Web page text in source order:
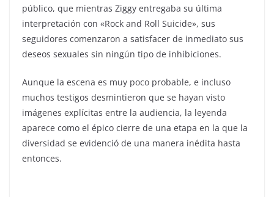
público, que mientras Ziggy entregaba su última
interpretación con «Rock and Roll Suicide», sus
seguidores comenzaron a satisfacer de inmediato sus
deseos sexuales sin ningún tipo de inhibiciones.
Aunque la escena es muy poco probable, e incluso
muchos testigos desmintieron que se hayan visto
imágenes explícitas entre la audiencia, la leyenda
aparece como el épico cierre de una etapa en la que la
diversidad se evidenció de una manera inédita hasta
entonces.